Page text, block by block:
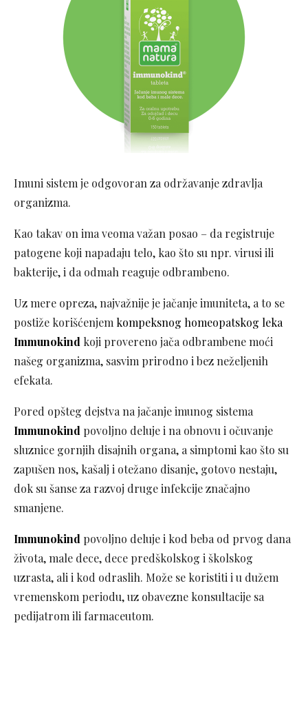
Imuni sistem je odgovoran za održavanje zdravlja
organizma.
Kao takav on ima veoma važan posao – da registruje
patogene koji napadaju telo, kao što su npr. virusi ili
bakterije, i da odmah reaguje odbrambeno.
Uz mere opreza, najvažnije je jačanje imuniteta, a to se
postiže korišćenjem kompeksnog homeopatskog leka
Immunokind koji provereno jača odbrambene moći
našeg organizma, sasvim prirodno i bez neželjenih
efekata.
Pored opšteg dejstva na jačanje imunog sistema
Immunokind povoljno deluje i na obnovu i očuvanje
sluznice gornjih disajnih organa, a simptomi kao što su
zapušen nos, kašalj i otežano disanje, gotovo nestaju,
dok su šanse za razvoj druge infekcije značajno
smanjene.
Immunokind povoljno deluje i kod beba od prvog dana
života, male dece, dece predškolskog i školskog
uzrasta, ali i kod odraslih. Može se koristiti i u dužem
vremenskom periodu, uz obavezne konsultacije sa
pedijatrom ili farmaceutom.